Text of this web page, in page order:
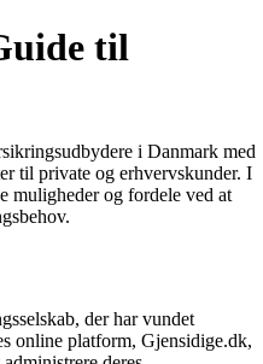
til
i Danmark med
til private og erhvervskunder. I
muligheder og fordele ved at
der har vundet
online platform, Gjensidige.dk,